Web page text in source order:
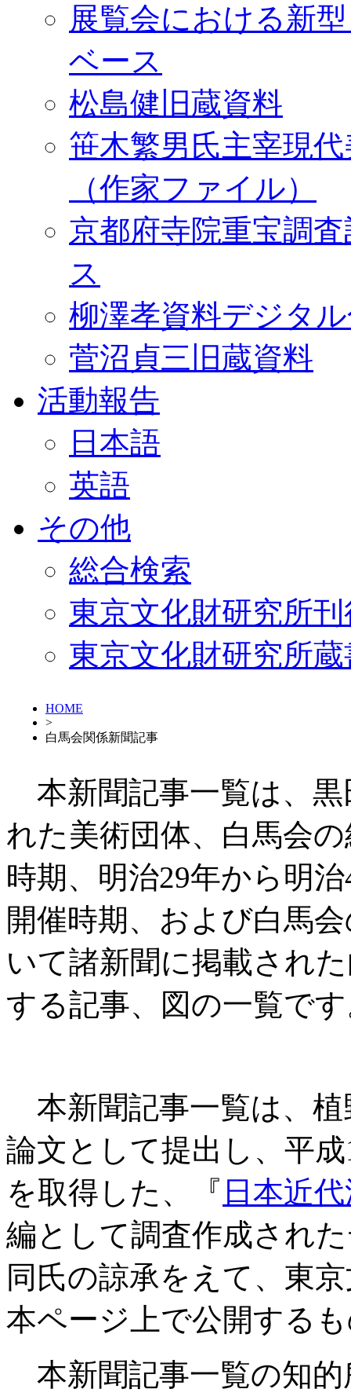
展覧会における新
ベース
松島健旧蔵資料
笹木繁男氏主宰現
（作家ファイル）
京都府寺院重宝調
ス
柳澤孝資料デジタ
菅沼貞三旧蔵資料
活動報告
日本語
英語
その他
総合検索
東京文化財研究所
東京文化財研究所
HOME
>
白馬会関係新聞記事
本新聞記事一覧は、黒
れた美術団体、白馬会
時期、明治29年から明
開催時期、および白馬
いて諸新聞に掲載され
する記事、図の一覧で
本新聞記事一覧は、植
論文として提出し、平
を取得した、『 日本近
編として調査作成され
同氏の諒承をえて、東
本ページ上で公開する
本新聞記事一覧の知的